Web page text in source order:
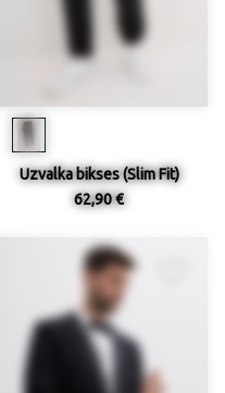
Uzvalka bikses (Slim Fit)
62,90 €